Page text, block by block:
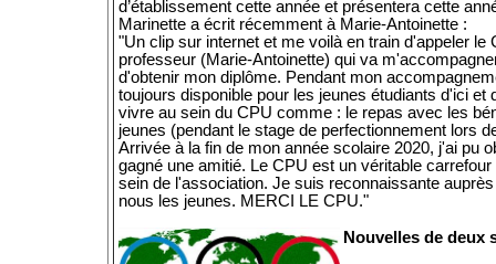
d’établissement cette année et présentera cette
Marinette a écrit récemment à Marie-Antoinette :
"Un clip sur internet et me voilà en train d'appeler
professeur (Marie-Antoinette) qui va
d'obtenir mon diplôme. Pendant mon
toujours disponible pour les jeunes étudiants d'ici
vivre au sein du CPU comme : le repas avec les
jeunes (pendant le stage de perfectionnement lors
Arrivée à la fin de mon année scolaire 2020, j'ai pu
gagné une amitié. Le CPU est un véritable
sein de l'association. Je suis reconnaissante
nous les jeunes. MERCI LE CPU."
Nouvelles de deux